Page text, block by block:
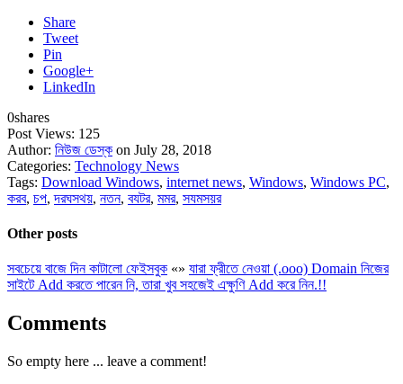
Share
Tweet
Pin
Google+
LinkedIn
0shares
Post Views: 125
Author: নিউজ ডেস্ক on July 28, 2018
Categories: Technology News
Tags: Download Windows, internet news, Windows, Windows PC,
করব, চপ,দরঘসথয়, নতন, বযটর, মমর, সযমসয়র
Other posts
সবচেয়ে বাজে দিন কাটালো ফেইসবুক «» যারা ফ্রীতে নেওয়া (.ooo) Domain নিজের
সাইটে Add করতে পারেন নি, তারা খুব সহজেই এক্ষুণি Add করে নিন.!!
Comments
So empty here ... leave a comment!